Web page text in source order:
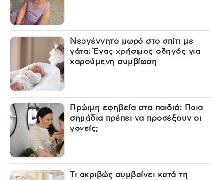
Νεογέννητο μωρό στο σπίτι με
γάτα: Ένας χρήσιμος οδηγός για
χαρούμενη συμβίωση
Πρώιμη εφηβεία στα παιδιά: Ποια
σημάδια πρέπει να προσέξουν οι
γονείς;
Τι ακριβώς συμβαίνει κατά τη